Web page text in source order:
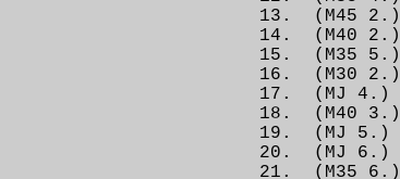
13. (M45
14. (M40
15. (M35
16. (M30
17. (MJ 4.)
18. (M40
19. (MJ
20. (MJ
21. (M35